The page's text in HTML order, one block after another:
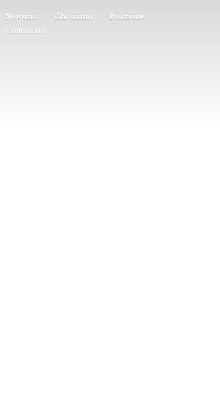
Negozio Chi siamo
Posizione
Contattaci